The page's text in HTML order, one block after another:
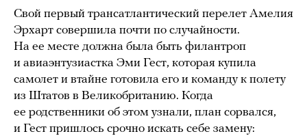
Свой первый трансатлантический перелет Амелия
Эрхарт совершила почти по случайности.
На ее месте должна была быть филантроп
и авиаэнтузиастка Эми Гест, которая купила
самолет и втайне готовила его и команду к полету
из Штатов в Великобританию. Когда
ее родственники об этом узнали, план сорвался,
и Гест пришлось срочно искать себе замену: